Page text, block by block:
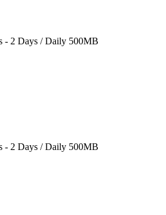
- 2 Days / Daily 500MB
- 2 Days / Daily 500MB